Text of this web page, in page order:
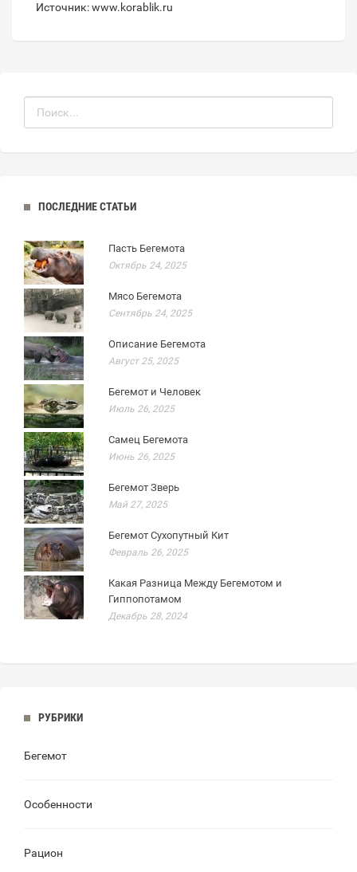
Источник: www.korablik.ru
ПОСЛЕДНИЕ СТАТЬИ
Пасть Бегемота
Октябрь 24, 2025
Мясо Бегемота
Сентябрь 24, 2025
Описание Бегемота
Август 25, 2025
Бегемот и Человек
Июль 26, 2025
Самец Бегемота
Июнь 26, 2025
Бегемот Зверь
Май 27, 2025
Бегемот Сухопутный Кит
Февраль 26, 2025
Какая Разница Между Бегемотом и
Гиппопотамом
Декабрь 28, 2024
РУБРИКИ
Бегемот
Особенности
Рацион